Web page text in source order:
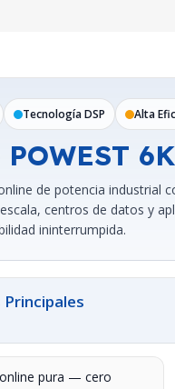
Tecnología DSP Alta
POWEST
de potencia industrial
centros de datos y
ininterrumpida.
pura — cero